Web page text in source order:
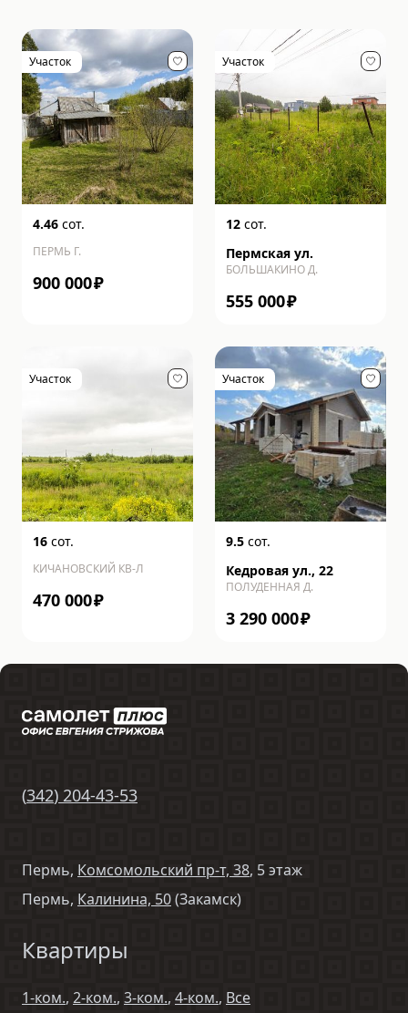
Участок
4.46 сот.
ПЕРМЬ Г.
900 000₽
Участок
12 сот.
Пермская ул.
БОЛЬШАКИНО Д.
555 000₽
Участок
16 сот.
КИЧАНОВСКИЙ КВ-Л
470 000₽
Участок
9.5 сот.
Кедровая ул., 22
ПОЛУДЕННАЯ Д.
3 290 000₽
(342) 204-43-53
Пермь, Комсомольский пр-т, 38, 5 этаж
Пермь, Калинина, 50(Закамск)
Квартиры
1-ком., 2-ком., 3-ком., 4-ком., Все